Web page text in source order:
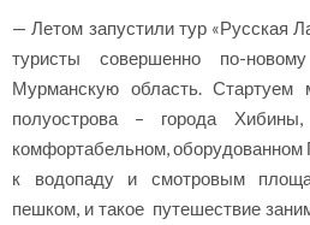
— Летом запустили тур «Русская
туристы совершенно по-
Мурманскую область. Стартуем
полуострова – города
комфортабельном,
к водопаду и смотровым
пешком, и такое путешествие